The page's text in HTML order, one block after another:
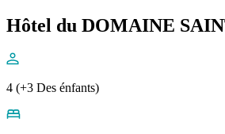
Hôtel du DOMAINE
4 (+3 Des énfants)